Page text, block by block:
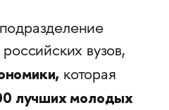
вузов,
которая
лучших молодых